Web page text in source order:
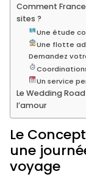
Comment
sites ?
Une étude
Une flotte
Demandez
Un service
Le Wedding
l’amour
Le
une
voyage